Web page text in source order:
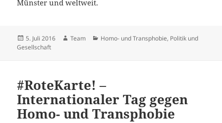
Münster und weltweit.
Veröffentlicht
am
5. Juli 2016 Autor
Team Kategorien
Homo- und Transphobie, Politik und
Gesellschaft
#RoteKarte! –
Internationaler Tag gegen
Homo- und Transphobie